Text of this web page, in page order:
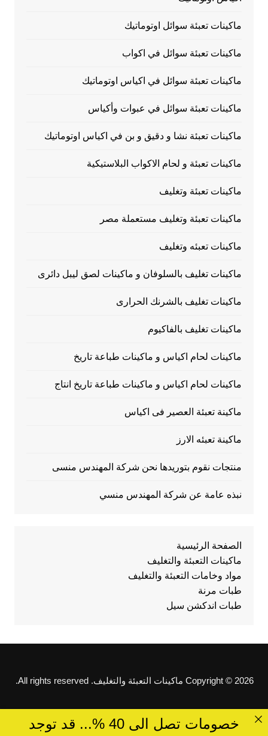
ماكينات تعبئة سوائل اوتوماتيك
ماكينات تعبئة سوائل في اكواب
ماكينات تعبئة سوائل في اكياس اوتوماتيك
ماكينات تعبئة سوائل في عبوات وأكياس
ماكينات تعبئة نشا و دقيق و بن في اكياس اوتوماتيك
ماكينات تعبئة و لحام الاكواب البلاستيكية
ماكينات تعبئة وتغليف
ماكينات تعبئة وتغليف مستعملة مصر
ماكينات تعبئه وتغليف
ماكينات تغليف بالسلوفان و ماكينات لصق ليبل دائرى
ماكينات تغليف بالشرنك الحرارى
ماكينات تغليف بالفاكيوم
ماكينات لحام اكياس و ماكينات طباعة تاريخ
ماكينات لحام اكياس و ماكينات طباعة تاريخ انتاج
ماكينة تعبئة العصير فى اكياس
ماكينة تعبئه الارز
منتجات نقوم بتوريدها نحن شركة المهندس منسى
نبذه عامة عن شركة المهندس منسي
الصفحة الرئيسية
ماكينات التعبئة والتغليف
مواد وخامات التعبئة والتغليف
طبات مرنة
طبات اندكشن سيل
Copyright © 2026 ماكينات التعبئة والتغليف. All rights reserved.
خصومات تصل الى 40 %... قد توجد